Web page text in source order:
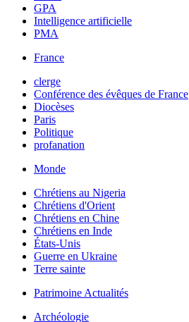
GPA
Intelligence artificielle
PMA
France
clerge
Conférence des évêques de France
Diocèses
Paris
Politique
profanation
Monde
Chrétiens au Nigeria
Chrétiens d'Orient
Chrétiens en Chine
Chrétiens en Inde
États-Unis
Guerre en Ukraine
Terre sainte
Patrimoine Actualités
Archéologie